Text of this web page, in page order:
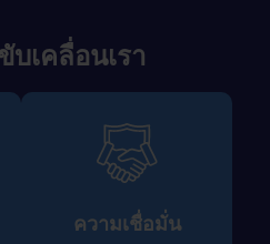
เคลื่อนเรา
ความเชื่อมั่น